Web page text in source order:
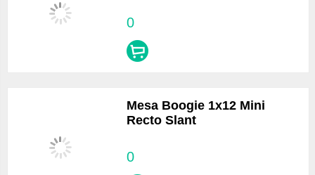
0
Mesa Boogie 1x12 Mini
Recto Slant
0